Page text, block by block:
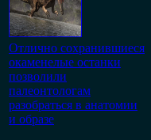
Отлично сохранившиеся
окаменелые останки
позволили
палеонтологам
разобраться в анатомии
и образе